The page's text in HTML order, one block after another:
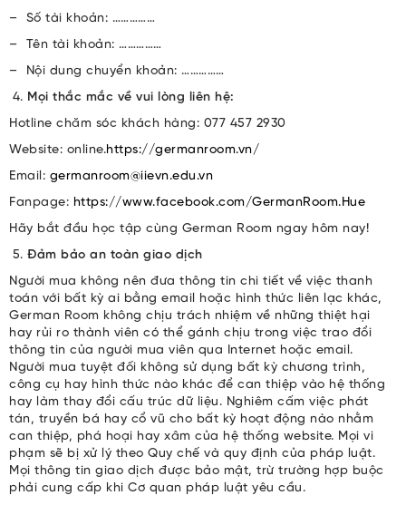
– Số tài khoản: ……………
– Tên tài khoản: ……………
– Nội dung chuyển khoản: ……………
Mọi thắc mắc về vui lòng liên hệ:
Hotline chăm sóc khách hàng: 077 457 2930
Website: online.https://germanroom.vn/
Email: germanroom@iievn.edu.vn
Fanpage: https://www.facebook.com/GermanRoom.Hue
Hãy bắt đầu học tập cùng German Room ngay hôm nay!
Đảm bảo an toàn giao dịch
Người mua không nên đưa thông tin chi tiết về việc thanh
toán với bất kỳ ai bằng email hoặc hình thức liên lạc khác,
German Room không chịu trách nhiệm về những thiệt hại
hay rủi ro thành viên có thể gánh chịu trong việc trao đổi
thông tin của người mua viên qua Internet hoặc email.
Người mua tuyệt đối không sử dụng bất kỳ chương trình,
công cụ hay hình thức nào khác để can thiệp vào hệ thống
hay làm thay đổi cấu trúc dữ liệu. Nghiêm cấm việc phát
tán, truyền bá hay cổ vũ cho bất kỳ hoạt động nào nhằm
can thiệp, phá hoại hay xâm của hệ thống website. Mọi vi
phạm sẽ bị xử lý theo Quy chế và quy định của pháp luật.
Mọi thông tin giao dịch được bảo mật, trừ trường hợp buộc
phải cung cấp khi Cơ quan pháp luật yêu cầu.